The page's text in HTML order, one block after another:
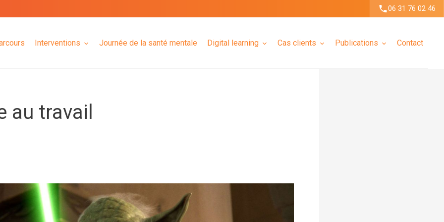
06 31 76 02 46
Interventions Journée de la santé mentale Digital learning Cas clients Publications Contact
au travail